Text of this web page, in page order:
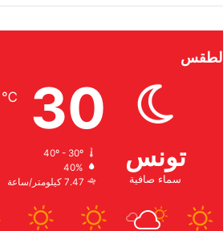
الطقس
تونس
سماء صافية
30
℃
40º - 30º
40%
7.47 كيلومتر/ساعة